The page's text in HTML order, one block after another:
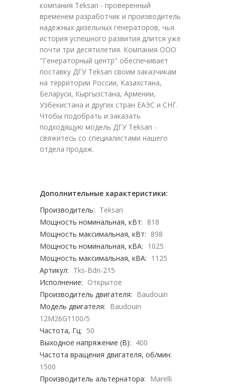
компания Teksan - проверенный
временем разработчик и производитель
надёжных дизельных генераторов, чья
история успешного развития длится уже
почти три десятилетия. Компания ООО
"Генераторный центр" обеспечивает
поставку ДГУ Teksan своим заказчикам
на территории России, Казахстана,
Беларуси, Кыргызстана, Армении,
Узбекистана и других стран ЕАЭС и СНГ.
Чтобы подобрать и заказать
подходящую модель ДГУ Teksan -
свяжитесь со специалистами нашего
отдела продаж.
Дополнительные характеристики:
Производитель: Teksan
Мощность номинальная, кВт: 818
Мощность максимальная, кВт: 898
Мощность номинальная, кВА: 1025
Мощность максимальная, кВА: 1125
Артикул: Tks-Bdn-215
Исполнение: Открытое
Производитель двигателя:
Baudouin
Модель двигателя:
Baudouin
12M26G1100/5
Частота, Гц: 50
Выходное напряжение (В): 400
Частота вращения двигателя, об/мин:
1500
Производитель альтернатора:
Marelli